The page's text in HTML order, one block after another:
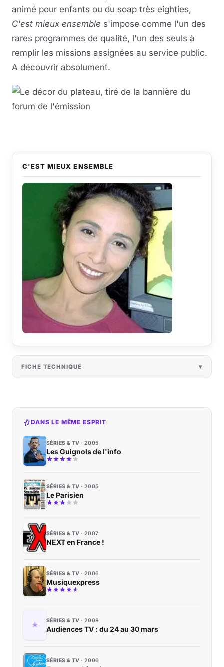
animé pour enfants ou du soap très eighties,
C'est mieux ensemble s'impose comme l'un des
rares programmes de qualité, l'un des seuls à
remplir les missions assignées au service public.
A découvrir absolument.
C'EST MIEUX ENSEMBLE
FICHE TECHNIQUE
DANS LE MÊME ESPRIT
SÉRIES & TV 2005
Les Guignols de l'info
SÉRIES & TV 2005
Le Parisien
SÉRIES & TV 2007
NEXT en France !
SÉRIES & TV 2006
Musiquexpress
SÉRIES & TV 2008
Audiences TV : du 24 au 30 mars
SÉRIES & TV 2006